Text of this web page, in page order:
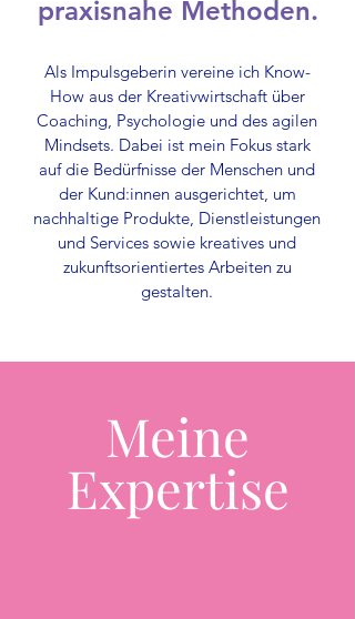
praxisnahe Methoden.
Als Impulsgeberin vereine ich Know-
How aus der Kreativwirtschaft über
Coaching, Psychologie und des agilen
Mindsets. Dabei ist mein Fokus stark
auf die Bedürfnisse der Menschen und
der Kund:innen ausgerichtet, um
nachhaltige Produkte, Dienstleistungen
und Services sowie kreatives und
zukunftsorientiertes Arbeiten zu
gestalten.
Meine
Expertise